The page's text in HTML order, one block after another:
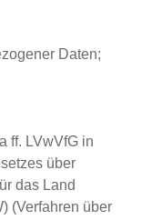
Daten;
ff. LVwVfG in
über
das Land
(Verfahren über